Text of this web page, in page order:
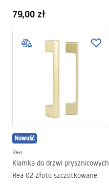
79,00 zł
Nowość
Rea
Klamka do drzwi prysznicowych
Rea 02 Złoto szczotkowane